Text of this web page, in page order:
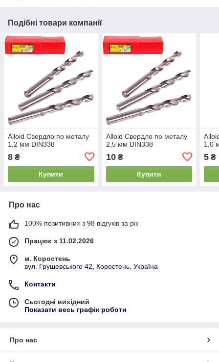
Подібні товари компанії
Alloid Свердло по металу
1,2 мм DIN338
8 ₴
Купити
Alloid Свердло по металу
2,5 мм DIN338
10₴
Купити
1,0
5 ₴
Про нас
100% позитивних з 98 відгуків за рік
Працює з 11.02.2026
м. Коростень
вул. Грушевського 42, Коростень, Україна
Контакти
Сьогодні вихідний
Показати весь графік роботи
Про нас